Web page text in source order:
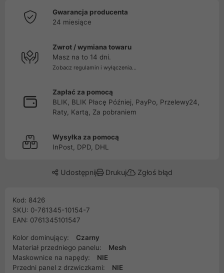
Gwarancja producenta
24 miesiące
Zwrot / wymiana towaru
Masz na to 14 dni.
Zobacz regulamin i wyłączenia...
Zapłać za pomocą
BLIK, BLIK Płacę Później, PayPo, Przelewy24,
Raty, Kartą, Za pobraniem
Wysyłka za pomocą
InPost, DPD, DHL
Udostępnij Drukuj Zgłoś błąd
Kod: 8426
SKU: 0-761345-10154-7
EAN: 0761345101547
Kolor dominujący:
Czarny
Materiał przedniego panelu:
Mesh
Maskownice na napędy:
NIE
Przedni panel z drzwiczkami:
NIE